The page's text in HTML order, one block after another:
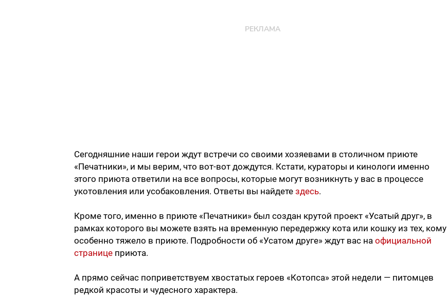
Сегодняшние наши герои ждут встречи со своими хозяевами в столичном приюте
«Печатники», и мы верим, что вот-вот дождутся. Кстати, кураторы и кинологи именно
этого приюта ответили на все вопросы, которые могут возникнуть у вас в процессе
укотовления или усобаковления. Ответы вы найдете здесь.
Кроме того, именно в приюте «Печатники» был создан крутой проект «Усатый друг», в
рамках которого вы можете взять на временную передержку кота или кошку из тех, кому
особенно тяжело в приюте. Подробности об «Усатом друге» ждут вас на официальной
странице приюта.
А прямо сейчас поприветствуем хвостатых героев «Котопса» этой недели — питомцев
редкой красоты и чудесного характера.